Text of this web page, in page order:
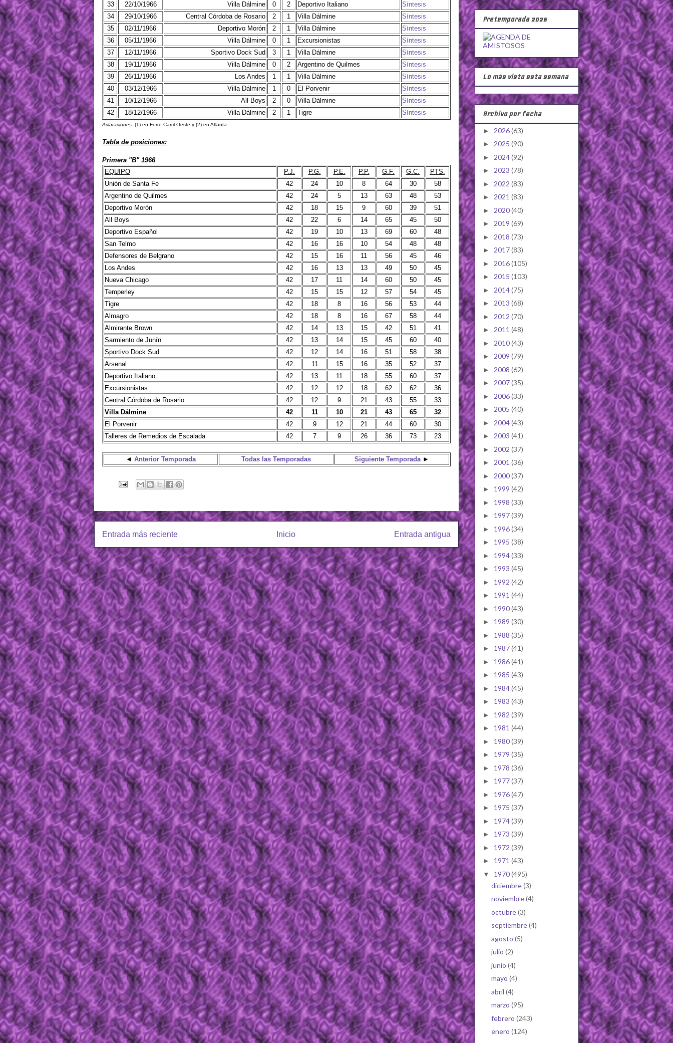
33
22/10/1966 Villa Dálmine 0 2 Deportivo Italiano
Síntesis
34
29/10/1966 Central Córdoba de Rosario 2 1 Villa Dálmine
Síntesis
35
02/11/1966 Deportivo Morón 2 1 Villa Dálmine
Síntesis
36
05/11/1966 Villa Dálmine 0 1 Excursionistas
Síntesis
37
12/11/1966 Sportivo Dock Sud 3 1 Villa Dálmine
Síntesis
38
19/11/1966 Villa Dálmine 0 2 Argentino de Quilmes
Síntesis
39
26/11/1966 Los Andes 1 1 Villa Dálmine
Síntesis
40
03/12/1966 Villa Dálmine 1 0 El Porvenir
Síntesis
41
10/12/1966 All Boys 2 0 Villa Dálmine
Síntesis
42
18/12/1966 Villa Dálmine 2 1 Tigre Síntesis
Aclaraciones: (1) en Ferro Carril Oeste y (2) en Atlanta.
Tabla de posiciones:
Primera "B" 1966
EQUIPO
P.J. P.G. P.E. P.P. G.F. G.C.
PTS.
Unión de Santa Fe
42 24 10 8 64 30
58
Argentino de Quilmes
42 24 5 13 63 48
53
Deportivo Morón
42 18 15 9 60 39
51
All Boys
42 22 6 14 65 45
50
Deportivo Español
42 19 10 13 69 60
48
San Telmo
42 16 16 10 54 48
48
Defensores de Belgrano
42 15 16 11 56 45
46
Los Andes
42 16 13 13 49 50
45
Nueva Chicago
42 17 11 14 60 50
45
Temperley
42 15 15 12 57 54
45
Tigre
42 18 8 16 56 53
44
Almagro
42 18 8 16 67 58
44
Almirante Brown
42 14 13 15 42 51
41
Sarmiento de Junín
42 13 14 15 45 60
40
Sportivo Dock Sud
42 12 14 16 51 58
38
Arsenal
42 11 15 16 35 52
37
Deportivo Italiano
42 13 11 18 55 60
37
Excursionistas
42 12 12 18 62 62
36
Central Córdoba de Rosario
42 12 9 21 43 55
33
Villa Dálmine
42 11 10 21 43 65
32
El Porvenir
42 9 12 21 44 60
30
Talleres de Remedios de Escalada
42 7 9 26 36 73 23
◄ Anterior Temporada Todas las Temporadas Siguiente Temporada►
Entrada más reciente Entrada antigua
Inicio
Pretemporada 2026
Lo más visto esta semana
Archivo por fecha
► 2026(63)
► 2025 (90)
► 2024(92)
► 2023 (78)
► 2022 (83)
► 2021 (83)
► 2020(40)
► 2019 (69)
► 2018 (73)
► 2017(83)
► 2016(105)
► 2015 (103)
► 2014(75)
► 2013 (68)
► 2012 (70)
► 2011 (48)
► 2010(43)
► 2009 (79)
► 2008 (62)
► 2007(35)
► 2006(33)
► 2005 (40)
► 2004(43)
► 2003 (41)
► 2002 (37)
► 2001 (36)
► 2000(37)
► 1999 (42)
► 1998 (33)
► 1997(39)
► 1996(34)
► 1995 (38)
► 1994(33)
► 1993 (45)
► 1992 (42)
► 1991 (44)
► 1990(43)
► 1989 (30)
► 1988 (35)
► 1987(41)
► 1986(41)
► 1985 (43)
► 1984(45)
► 1983 (43)
► 1982 (39)
► 1981 (44)
► 1980(39)
► 1979 (35)
► 1978 (36)
► 1977(37)
► 1976(47)
► 1975 (37)
► 1974(39)
► 1973 (39)
► 1972 (39)
► 1971 (43)
▼ 1970(495)
diciembre(3)
noviembre(4)
octubre(3)
septiembre(4)
agosto (5)
julio (2)
junio (4)
mayo (4)
abril (4)
marzo (95)
febrero (243)
enero (124)